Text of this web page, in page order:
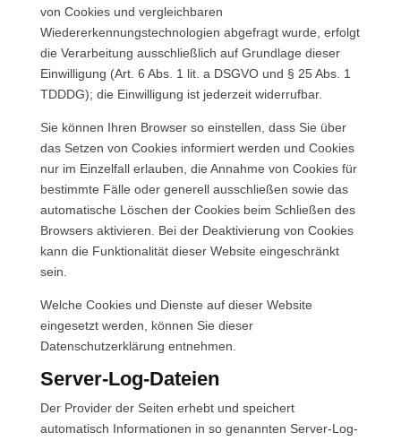
von Cookies und vergleichbaren
Wiedererkennungstechnologien abgefragt wurde, erfolgt
die Verarbeitung ausschließlich auf Grundlage dieser
Einwilligung (Art. 6 Abs. 1 lit. a DSGVO und § 25 Abs. 1
TDDDG); die Einwilligung ist jederzeit widerrufbar.
Sie können Ihren Browser so einstellen, dass Sie über
das Setzen von Cookies informiert werden und Cookies
nur im Einzelfall erlauben, die Annahme von Cookies für
bestimmte Fälle oder generell ausschließen sowie das
automatische Löschen der Cookies beim Schließen des
Browsers aktivieren. Bei der Deaktivierung von Cookies
kann die Funktionalität dieser Website eingeschränkt
sein.
Welche Cookies und Dienste auf dieser Website
eingesetzt werden, können Sie dieser
Datenschutzerklärung entnehmen.
Server-Log-Dateien
Der Provider der Seiten erhebt und speichert
automatisch Informationen in so genannten Server-Log-